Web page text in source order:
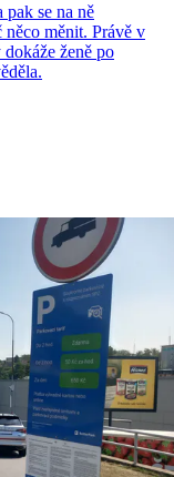
se na ně
měnit. Právě v
ženě po